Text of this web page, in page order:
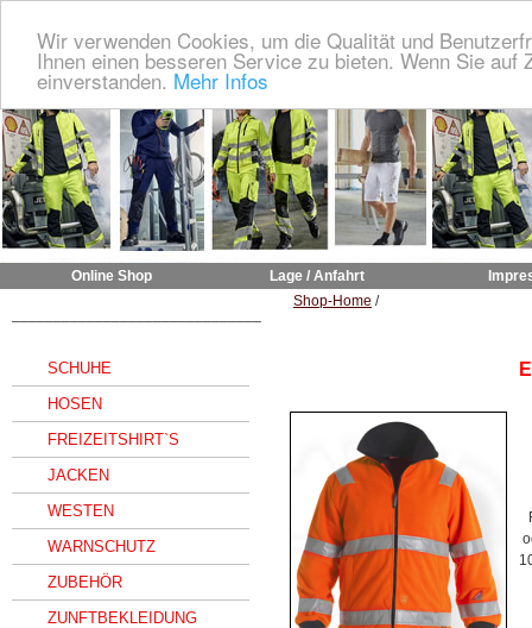
Wir verwenden Cookies, um die Qualität und
Ihnen einen besseren Service zu bieten. Wenn Sie
einverstanden. Mehr Infos
Online Shop Lage / Anfahrt
SCHUHE
HOSEN
FREIZEITSHIRT`S
JACKEN
WESTEN
WARNSCHUTZ
ZUBEHÖR
ZUNFTBEKLEIDUNG
Shop-Home /